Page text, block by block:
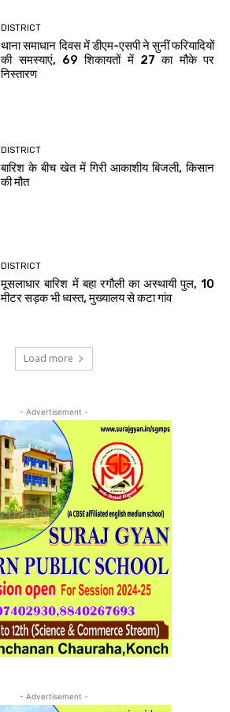
DISTRICT
थाना समाधान दिवस में डीएम-एसपी ने सुनीं फरियादियों
की समस्याएं, 69 शिकायतों में 27 का मौके पर
निस्तारण
DISTRICT
बारिश के बीच खेत में गिरी आकाशीय बिजली, किसान
की मौत
DISTRICT
मूसलाधार बारिश में बहा रगौली का अस्थायी पुल, 10
मीटर सड़क भी ध्वस्त, मुख्यालय से कटा गांव
Load more
- Advertisement -
- Advertisement -